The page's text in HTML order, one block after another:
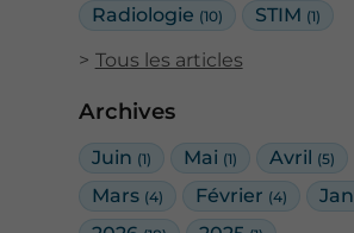
Radiologie (10) STIM (1)
Tous les articles
Archives
Juin (1) Mai (1) Avril (5)
Mars (4) Février (4)